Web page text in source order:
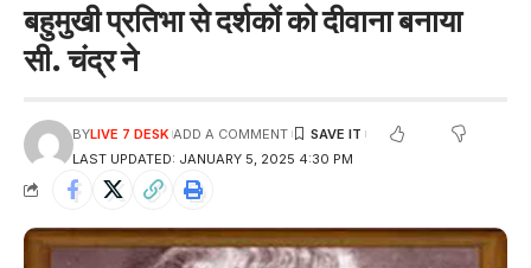
बहुमुखी प्रतिभा से दर्शकों को दीवाना बनाया
सी. चंद्र ने
LAST UPDATED: JANUARY 5, 2025 4:30 PM
BYLIVE 7 DESK ADD A COMMENT